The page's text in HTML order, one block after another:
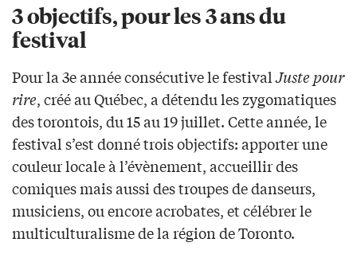
3 objectifs, pour les 3 ans du
festival
Pour la 3e année consécutive le festivalJuste pour
rire, créé au Québec, a détendu les zygomatiques
des torontois, du 15 au 19 juillet. Cette année, le
festival s’est donné trois objectifs: apporter une
couleur locale à l’évènement, accueillir des
comiques mais aussi des troupes de danseurs,
musiciens, ou encore acrobates, et célébrer le
multiculturalisme de la région de Toronto.